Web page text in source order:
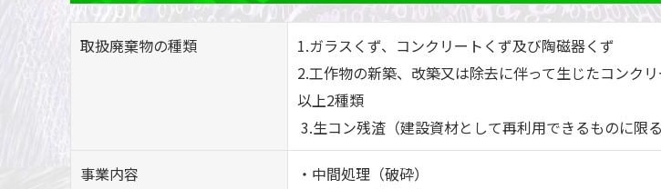
取扱廃棄物の種類
1.ガラスくず、コンクリートくず及び陶磁器くず
2.工作物の新築、改築又は除去に伴って生じたコンク
以上2種類
3.生コン残渣（建設資材として再利用できるものに限る
事業内容
・中間処理（破砕）